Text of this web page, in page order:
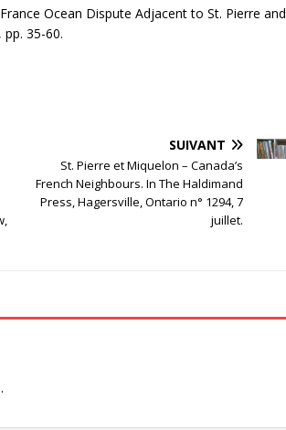
Ocean Dispute Adjacent to St. Pierre and
35-60.
SUIVANT
St. Pierre et Miquelon – Canada’s
French Neighbours. In The Haldimand
Press, Hagersville, Ontario n° 1294, 7
juillet.